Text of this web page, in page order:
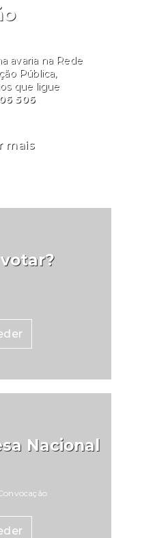
avaria na Rede
Pública,
que ligue
506
mais
Nacional